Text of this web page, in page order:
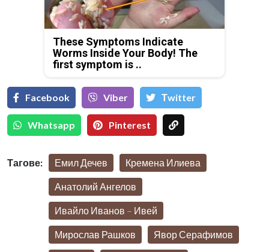
These Symptoms Indicate
Worms Inside Your Body! The
first symptom is ..
Facebook Viber Тwitter
Whatsapp Pinterest
Тагове: Емил Дечев Кремена Илиева
Анатолий Ангелов
Ивайло Иванов – Ивей
Мирослав Рашков Явор Серафимов